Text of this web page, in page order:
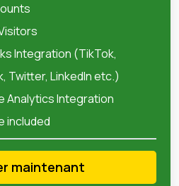
Integration (TikTok,
Twitter, LinkedIn etc.)
Analytics Integration
included
maintenant